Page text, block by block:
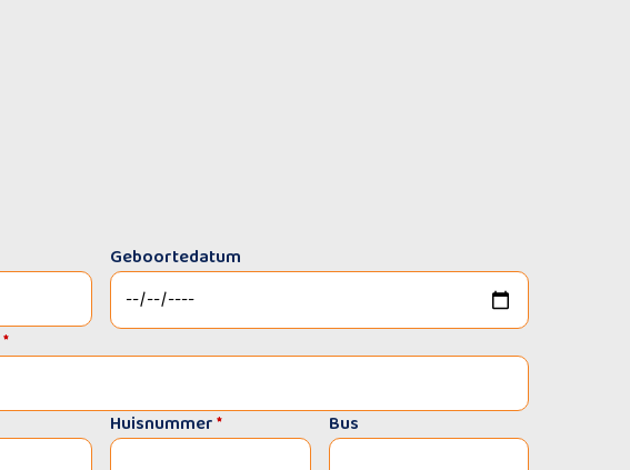
Geboortedatum
*
Huisnummer* Bus